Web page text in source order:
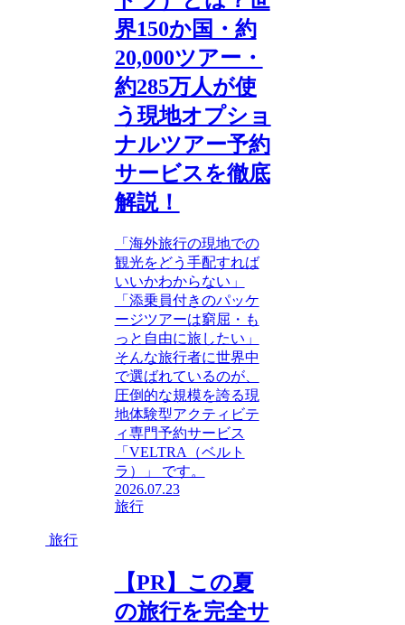
界150か国・約
20,000ツアー・
約285万人が使
う現地オプショ
ナルツアー予約
サービスを徹底
解説！
「海外旅行の現地での
観光をどう手配すれば
いいかわからない」
「添乗員付きのパッケ
ージツアーは窮屈・も
っと自由に旅したい」
そんな旅行者に世界中
で選ばれているのが、
圧倒的な規模を誇る現
地体験型アクティビテ
ィ専門予約サービス
「VELTRA（ベルト
ラ）」 です。
2026.07.23
旅行
旅行
【PR】この夏
の旅行を完全サ